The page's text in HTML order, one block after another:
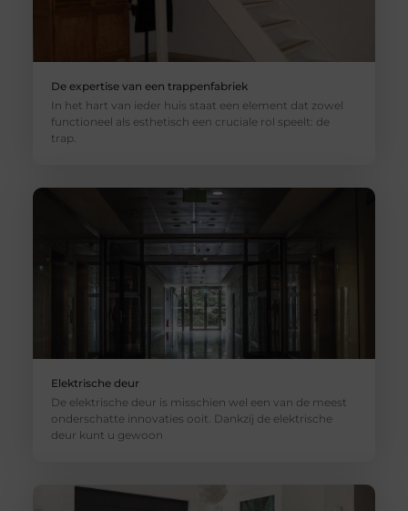
De expertise van een trappenfabriek
In het hart van ieder huis staat een element dat zowel
functioneel als esthetisch een cruciale rol speelt: de
trap.
Elektrische deur
De elektrische deur is misschien wel een van de meest
onderschatte innovaties ooit. Dankzij de elektrische
deur kunt u gewoon